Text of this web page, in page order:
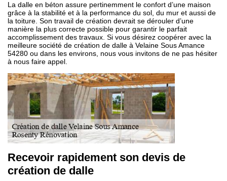
La dalle en béton assure pertinemment le confort d’une maison
grâce à la stabilité et à la performance du sol, du mur et aussi de
la toiture. Son travail de création devrait se dérouler d’une
manière la plus correcte possible pour garantir le parfait
accomplissement des travaux. Si vous désirez coopérer avec la
meilleure société de création de dalle à Velaine Sous Amance
54280 ou dans les environs, nous vous invitons de ne pas hésiter
à nous faire appel.
Recevoir rapidement son devis de
création de dalle